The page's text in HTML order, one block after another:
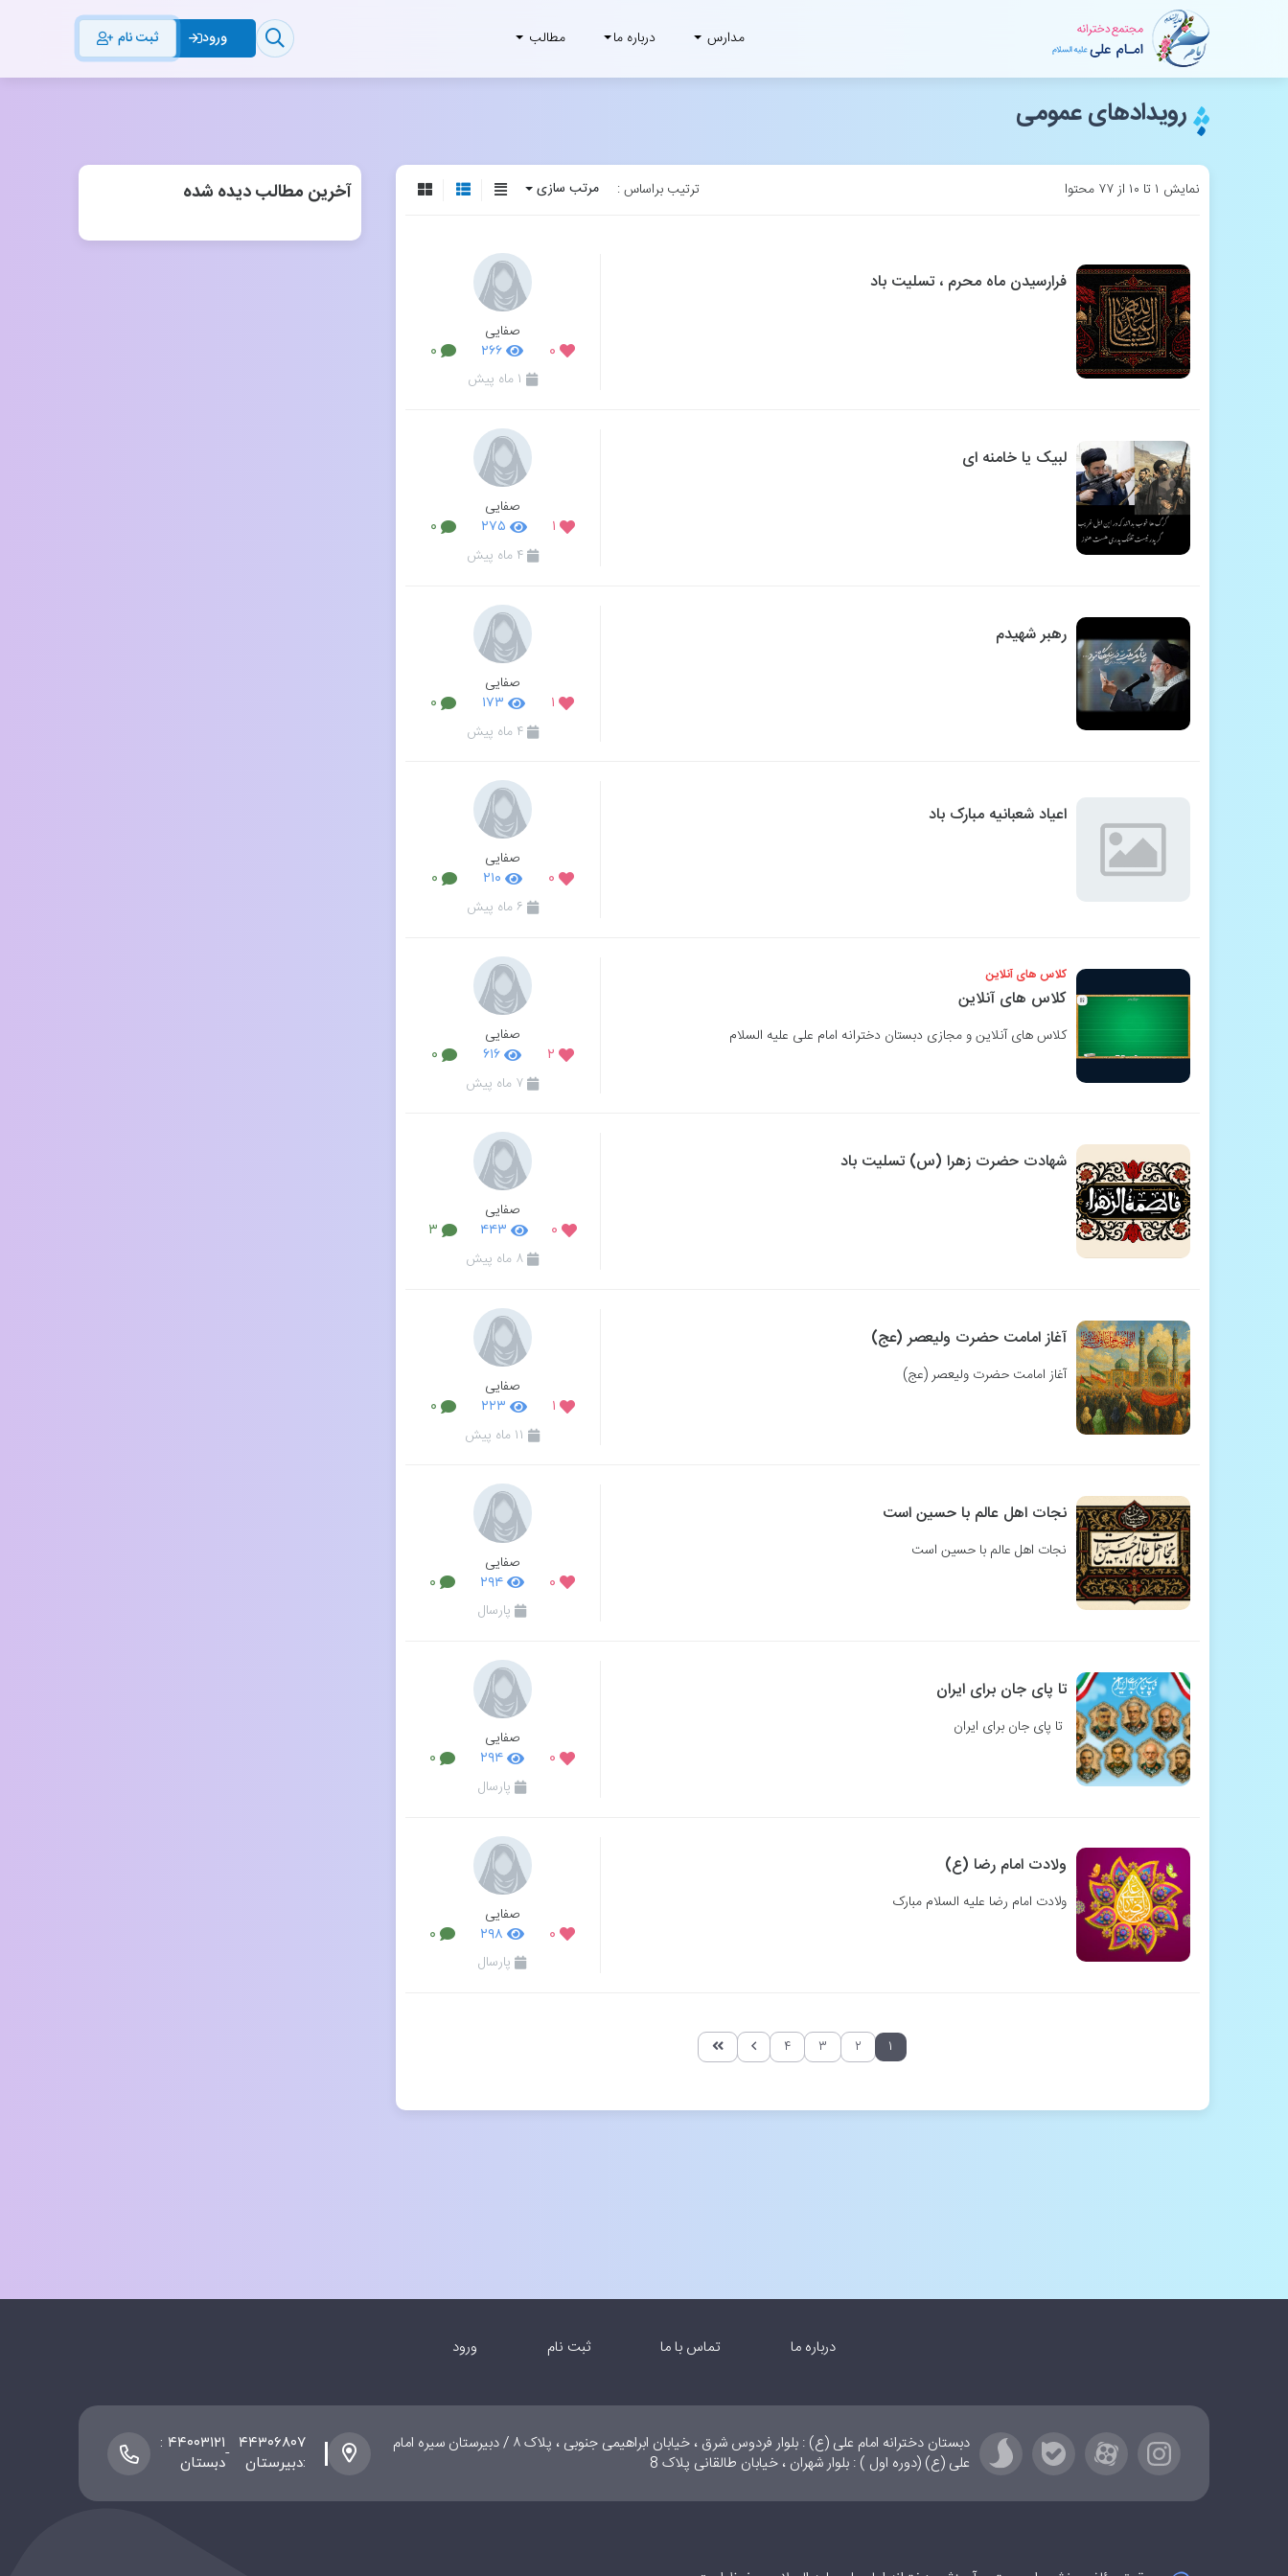
مدارس درباره ما مطالب ورود ثبت نام
رویدادهای عمومی
نمایش ۱ تا ۱۰ از ۷۷ محتوا ترتیب براساس : مرتب سازی
فرارسیدن ماه محرم ، تسلیت باد
صفایی
۰ ۲۶۶ ۰
۱ ماه پیش
لبیک یا خامنه ای
صفایی
۱ ۲۷۵ ۰
۴ ماه پیش
رهبر شهیدم
صفایی
۱ ۱۷۳ ۰
۴ ماه پیش
اعیاد شعبانیه مبارک باد
صفایی
۰ ۲۱۰ ۰
۶ ماه پیش
کلاس های آنلاین
کلاس های آنلاین
کلاس های آنلاین و مجازی دبستان دخترانه امام علی علیه السلام صفایی
۲ ۶۱۶ ۰
۷ ماه پیش
شهادت حضرت زهرا (س) تسلیت باد
صفایی
۰ ۴۴۳ ۳
۸ ماه پیش
آغاز امامت حضرت ولیعصر (عج)
آغاز امامت حضرت ولیعصر (عج)
صفایی
۱ ۲۲۳ ۰
۱۱ ماه پیش
نجات اهل عالم با حسین است
نجات اهل عالم با حسین است
صفایی
۰ ۲۹۴ ۰
پارسال
تا پای جان برای ایران
تا پای جان برای ایران
صفایی
۰ ۲۹۴ ۰
پارسال
ولادت امام رضا (ع)
ولادت امام رضا علیه السلام مبارک
صفایی
۰ ۲۹۸ ۰
پارسال
۱ ۲ ۳ ۴
آخرین مطالب دیده شده
درباره ما تماس با ما ثبت نام ورود
دبستان دخترانه امام علی (ع) : بلوار فردوس شرق ، خیابان ابراهیمی جنوبی ، پلاک ۸ / دبیرستان سیره امام
علی (ع) (دوره اول ) : بلوار شهران ، خیابان طالقانی پلاک 8
۴۴۳۰۶۸۰۷
:دبیرستان
-
۴۴۰۰۳۱۲۱ :
دبستان